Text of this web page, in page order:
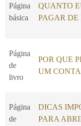
Página
básica
QUANTO
PAGAR DE
Página
de
livro
POR QUE
UM
Página
de
DICAS
PARA